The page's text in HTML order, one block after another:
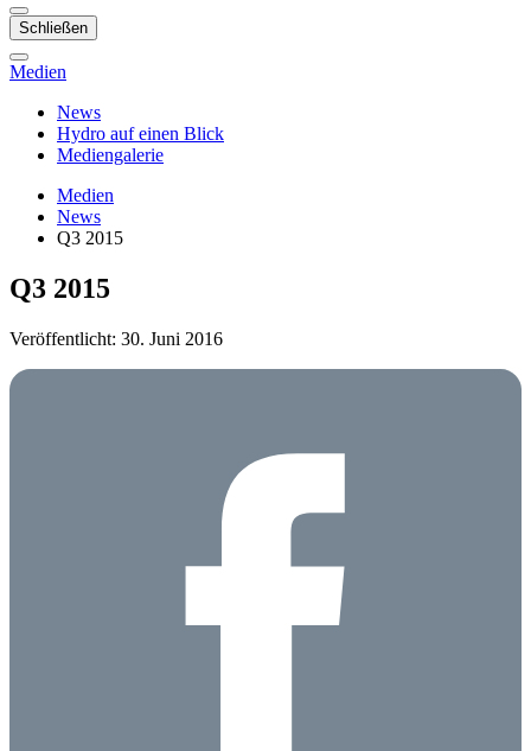
Schließen
Medien
News
Hydro auf einen Blick
Mediengalerie
Medien
News
Q3 2015
Q3 2015
Veröffentlicht: 30. Juni 2016